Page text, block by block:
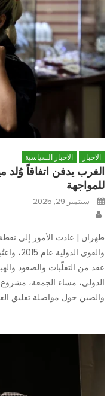
الاخبار الاخبار السياسية
الغرب يدفن اتفاقاً وُلد
للمواجهة
Posted
onسبتمبر 29, 2025
طهران | عادت الأمور إلى نقطة
والقوى
عقد من التقلّبات والصعود
الدولي، مساء الجمعة،
والصين حول مواصلة تعليق